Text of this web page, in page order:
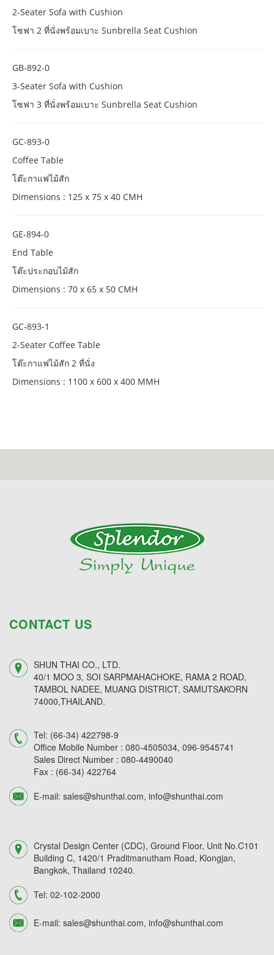
2-Seater Sofa with Cushion
โซฟา 2 ที่นั่งพร้อมเบาะ Sunbrella Seat Cushion
GB-892-0
3-Seater Sofa with Cushion
โซฟา 3 ที่นั่งพร้อมเบาะ Sunbrella Seat Cushion
GC-893-0
Coffee Table
โต๊ะกาแฟไม้สัก
Dimensions : 125 x 75 x 40 CMH
GE-894-0
End Table
โต๊ะประกอบไม้สัก
Dimensions : 70 x 65 x 50 CMH
GC-893-1
2-Seater Coffee Table
โต๊ะกาแฟไม้สัก 2 ที่นั่ง
Dimensions : 1100 x 600 x 400 MMH
CONTACT US
SHUN THAI CO., LTD.
40/1 MOO 3, SOI SARPMAHACHOKE, RAMA 2 ROAD,
TAMBOL NADEE, MUANG DISTRICT, SAMUTSAKORN
74000,THAILAND.
Tel: (66-34) 422798-9
Office Mobile Number : 080-4505034, 096-9545741
Sales Direct Number : 080-4490040
Fax : (66-34) 422764
E-mail: sales@shunthai.com, info@shunthai.com
Crystal Design Center (CDC), Ground Floor, Unit No.C101
Building C, 1420/1 Praditmanutham Road, Klongjan,
Bangkok, Thailand 10240.
Tel: 02-102-2000
E-mail: sales@shunthai.com, info@shunthai.com